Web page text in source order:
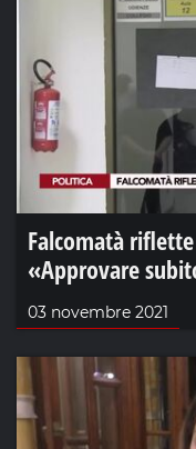
Falcomatà
«Approvare
03 novembre 2021